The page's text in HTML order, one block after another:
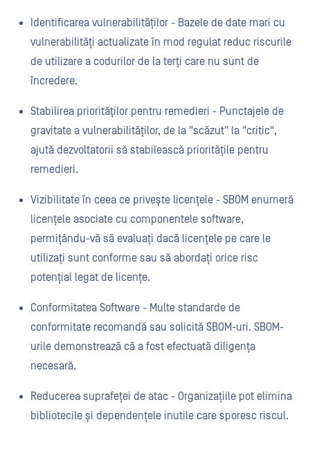
Identificarea vulnerabilităților - Bazele de date mari cu
vulnerabilități actualizate în mod regulat reduc riscurile
de utilizare a codurilor de la terți care nu sunt de
încredere.
Stabilirea priorităților pentru remedieri - Punctajele de
gravitate a vulnerabilităților, de la "scăzut" la "critic",
ajută dezvoltatorii să stabilească prioritățile pentru
remedieri.
Vizibilitate în ceea ce privește licențele - SBOM enumeră
licențele asociate cu componentele software,
permițându-vă să evaluați dacă licențele pe care le
utilizați sunt conforme sau să abordați orice risc
potențial legat de licențe.
Conformitatea Software - Multe standarde de
conformitate recomandă sau solicită SBOM-uri. SBOM-
urile demonstrează că a fost efectuată diligența
necesară.
Reducerea suprafeței de atac - Organizațiile pot elimina
bibliotecile și dependențele inutile care sporesc riscul.